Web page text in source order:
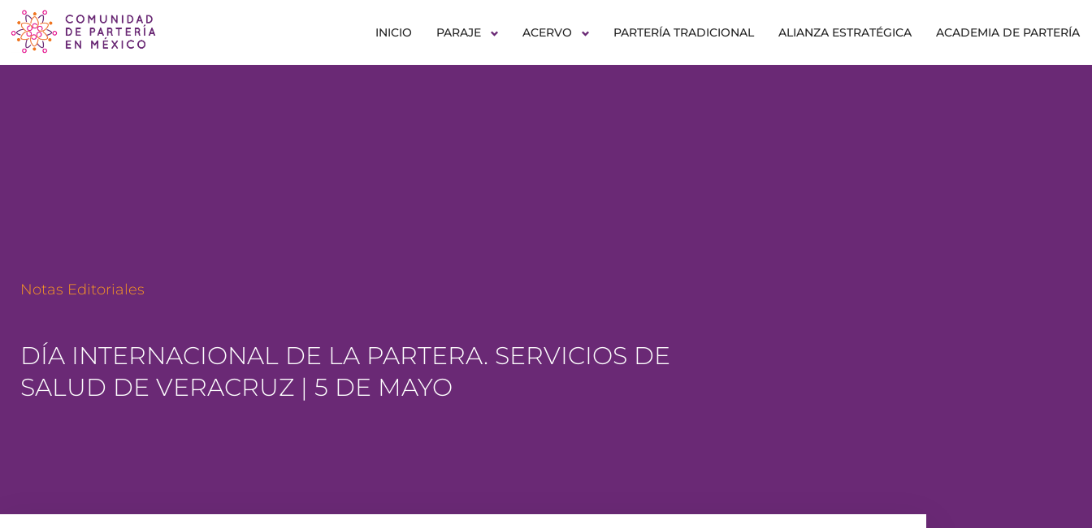
INICIO PARAJE ACERVO PARTERÍA TRADICIONAL ALIANZA ESTRATÉGICA ACADEMIA DE PARTERÍA
Notas Editoriales
DÍA INTERNACIONAL DE LA PARTERA. SERVICIOS DE
SALUD DE VERACRUZ | 5 DE MAYO